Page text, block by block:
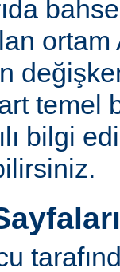
ortam
temel
bilgi